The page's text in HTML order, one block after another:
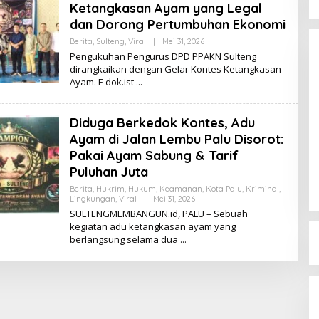
Ketangkasan Ayam yang Legal
dan Dorong Pertumbuhan Ekonomi
Berita, Sulteng, Viral Mei 31, 2026O
L
E
H
K
Pengukuhan Pengurus DPD PPAKN Sulteng
dirangkaikan dengan Gelar Kontes Ketangkasan
Ayam. F-dok.ist
Diduga Berkedok Kontes, Adu
Ayam di Jalan Lembu Palu Disorot:
Pakai Ayam Sabung & Tarif
Puluhan Juta
Berita, Hukrim, Hukum, Keamanan, Kota Palu, Kriminal,
Lingkungan, Viral Mei 31, 2026O
L
E
H
K
SULTENGMEMBANGUN.id, PALU – Sebuah
kegiatan adu ketangkasan ayam yang
berlangsung selama dua
Dinamika Memanas, Enam
Pengurus Inti DPW NasDem
Sulteng Ajukan Mundur, Sekretaris:
Baru Empat yang Tegas
Menyatakan
Di Berita, Politik, Sulteng, Viral